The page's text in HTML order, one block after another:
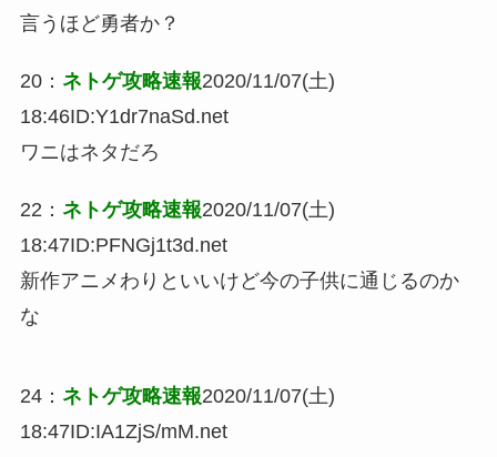
言うほど勇者か？
20： ネトゲ攻略速報2020/11/07(土)
18:46ID:Y1dr7naSd.net
ワニはネタだろ
22 ： ネトゲ攻略速報2020/11/07(土)
18:47ID:PFNGj1t3d.net
新作アニメわりといいけど今の子供に通じるのか
な
24： ネトゲ攻略速報2020/11/07(土)
18:47ID:IA1ZjS/mM.net